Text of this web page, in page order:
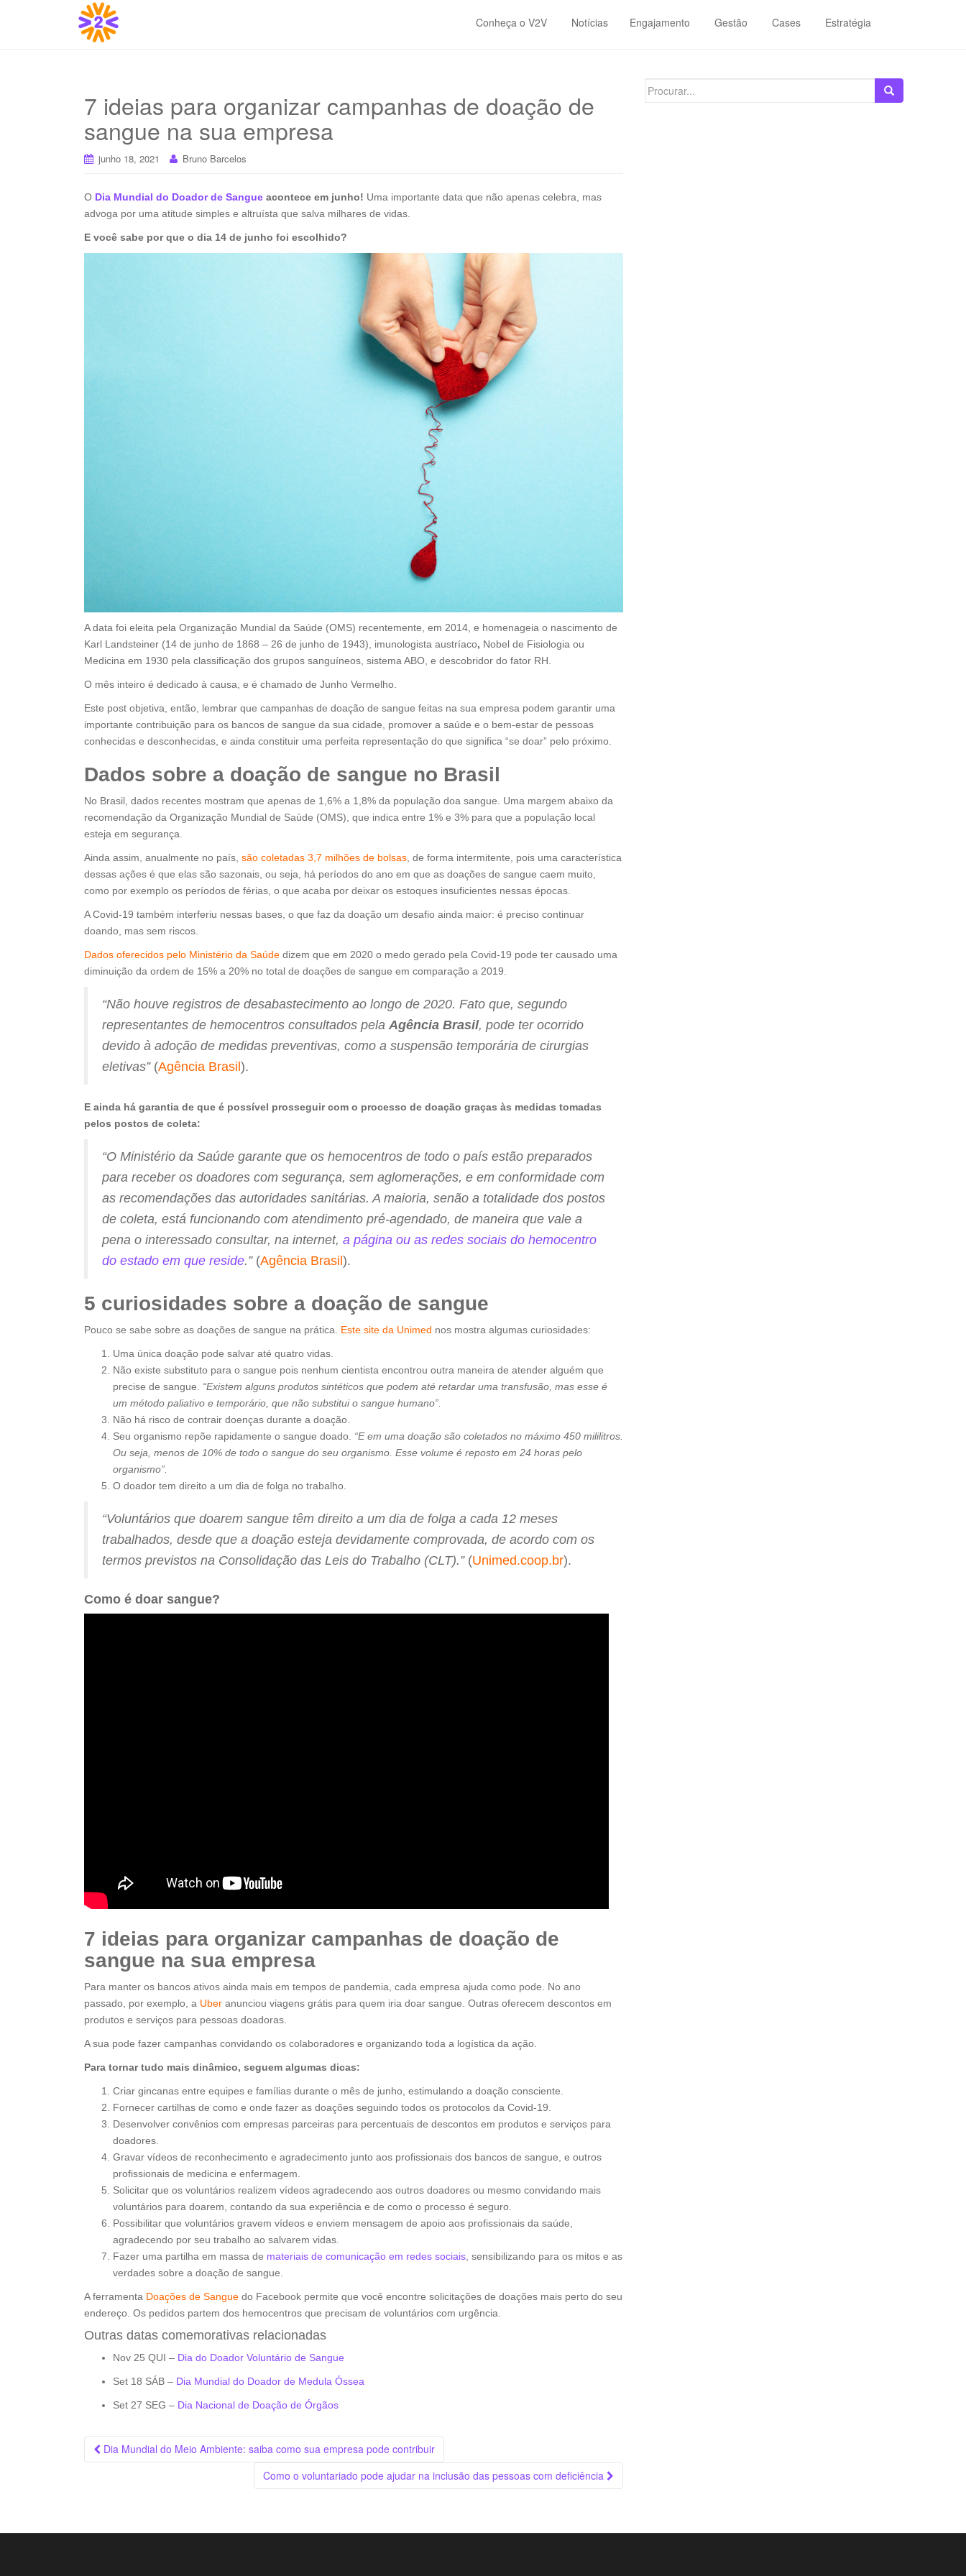
Conheça o V2V Notícias Engajamento Gestão Cases Estratégia
7 ideias para organizar campanhas de doação de
sangue na sua empresa
junho 18, 2021 Bruno Barcelos
O Dia Mundial do Doador de Sangue acontece em junho! Uma importante data que não apenas celebra, mas
advoga por uma atitude simples e altruísta que salva milhares de vidas.
E você sabe por que o dia 14 de junho foi escolhido?
A data foi eleita pela Organização Mundial da Saúde (OMS) recentemente, em 2014, e homenageia o nascimento de
Karl Landsteiner (14 de junho de 1868 – 26 de junho de 1943), imunologista austríaco, Nobel de Fisiologia ou
Medicina em 1930 pela classificação dos grupos sanguíneos, sistema ABO, e descobridor do fator RH.
O mês inteiro é dedicado à causa, e é chamado de Junho Vermelho.
Este post objetiva, então, lembrar que campanhas de doação de sangue feitas na sua empresa podem garantir uma
importante contribuição para os bancos de sangue da sua cidade, promover a saúde e o bem-estar de pessoas
conhecidas e desconhecidas, e ainda constituir uma perfeita representação do que significa “se doar” pelo próximo.
Dados sobre a doação de sangue no Brasil
No Brasil, dados recentes mostram que apenas de 1,6% a 1,8% da população doa sangue. Uma margem abaixo da
recomendação da Organização Mundial de Saúde (OMS), que indica entre 1% e 3% para que a população local
esteja em segurança.
Ainda assim, anualmente no país, são coletadas 3,7 milhões de bolsas, de forma intermitente, pois uma característica
dessas ações é que elas são sazonais, ou seja, há períodos do ano em que as doações de sangue caem muito,
como por exemplo os períodos de férias, o que acaba por deixar os estoques insuficientes nessas épocas.
A Covid-19 também interferiu nessas bases, o que faz da doação um desafio ainda maior: é preciso continuar
doando, mas sem riscos.
Dados oferecidos pelo Ministério da Saúde dizem que em 2020 o medo gerado pela Covid-19 pode ter causado uma
diminuição da ordem de 15% a 20% no total de doações de sangue em comparação a 2019.
“Não houve registros de desabastecimento ao longo de 2020. Fato que, segundo
representantes de hemocentros consultados pela Agência Brasil, pode ter ocorrido
devido à adoção de medidas preventivas, como a suspensão temporária de cirurgias
eletivas” (Agência Brasil ).
E ainda há garantia de que é possível prosseguir com o processo de doação graças às medidas tomadas
pelos postos de coleta:
“O Ministério da Saúde garante que os hemocentros de todo o país estão preparados
para receber os doadores com segurança, sem aglomerações, e em conformidade com
as recomendações das autoridades sanitárias. A maioria, senão a totalidade dos postos
de coleta, está funcionando com atendimento pré-agendado, de maneira que vale a
pena o interessado consultar, na internet, a página ou as redes sociais do hemocentro
do estado em que reside.” (Agência Brasil ).
5 curiosidades sobre a doação de sangue
Pouco se sabe sobre as doações de sangue na prática. Este site da Unimed nos mostra algumas curiosidades:
Uma única doação pode salvar até quatro vidas.
Não existe substituto para o sangue pois nenhum cientista encontrou outra maneira de atender alguém que
precise de sangue. “Existem alguns produtos sintéticos que podem até retardar uma transfusão, mas esse é
um método paliativo e temporário, que não substitui o sangue humano”.
Não há risco de contrair doenças durante a doação.
Seu organismo repõe rapidamente o sangue doado. “E em uma doação são coletados no máximo 450 mililitros.
Ou seja, menos de 10% de todo o sangue do seu organismo. Esse volume é reposto em 24 horas pelo
organismo”.
O doador tem direito a um dia de folga no trabalho.
“Voluntários que doarem sangue têm direito a um dia de folga a cada 12 meses
trabalhados, desde que a doação esteja devidamente comprovada, de acordo com os
termos previstos na Consolidação das Leis do Trabalho (CLT).”(Unimed.coop.br).
Como é doar sangue?
7 ideias para organizar campanhas de doação de
sangue na sua empresa
Para manter os bancos ativos ainda mais em tempos de pandemia, cada empresa ajuda como pode. No ano
passado, por exemplo, a Uber anunciou viagens grátis para quem iria doar sangue. Outras oferecem descontos em
produtos e serviços para pessoas doadoras.
A sua pode fazer campanhas convidando os colaboradores e organizando toda a logística da ação.
Para tornar tudo mais dinâmico, seguem algumas dicas:
Criar gincanas entre equipes e famílias durante o mês de junho, estimulando a doação consciente.
Fornecer cartilhas de como e onde fazer as doações seguindo todos os protocolos da Covid-19.
Desenvolver convênios com empresas parceiras para percentuais de descontos em produtos e serviços para
doadores.
Gravar vídeos de reconhecimento e agradecimento junto aos profissionais dos bancos de sangue, e outros
profissionais de medicina e enfermagem.
Solicitar que os voluntários realizem vídeos agradecendo aos outros doadores ou mesmo convidando mais
voluntários para doarem, contando da sua experiência e de como o processo é seguro.
Possibilitar que voluntários gravem vídeos e enviem mensagem de apoio aos profissionais da saúde,
agradecendo por seu trabalho ao salvarem vidas.
Fazer uma partilha em massa de materiais de comunicação em redes sociais, sensibilizando para os mitos e as
verdades sobre a doação de sangue.
A ferramenta Doações de Sangue do Facebook permite que você encontre solicitações de doações mais perto do seu
endereço. Os pedidos partem dos hemocentros que precisam de voluntários com urgência.
Outras datas comemorativas relacionadas
Nov 25 QUI – Dia do Doador Voluntário de Sangue
Set 18 SÁB – Dia Mundial do Doador de Medula Óssea
Set 27 SEG – Dia Nacional de Doação de Órgãos
Navegação
Dia Mundial do Meio Ambiente: saiba como sua empresa pode contribuir
Como o voluntariado pode ajudar na inclusão das pessoas com deficiência
Search